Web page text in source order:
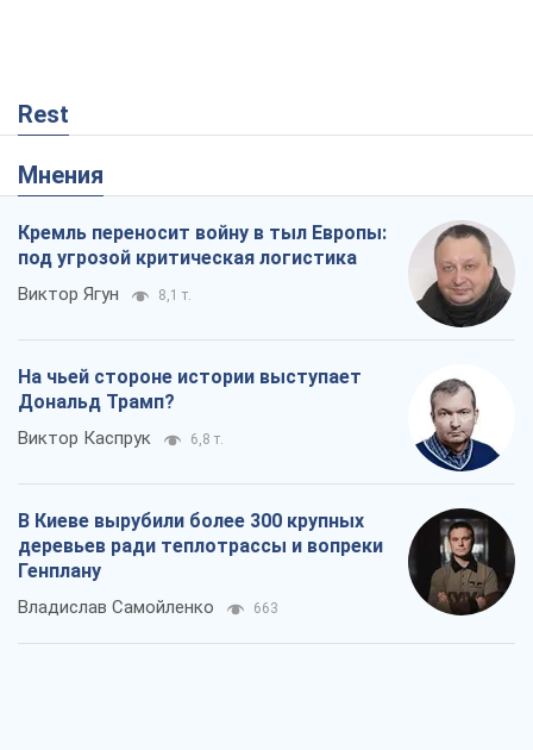
Rest
Мнения
Кремль переносит войну в тыл Европы:
под угрозой критическая логистика
Виктор Ягун 8,1 т.
На чьей стороне истории выступает
Дональд Трамп?
Виктор Каспрук 6,8 т.
В Киеве вырубили более 300 крупных
деревьев ради теплотрассы и вопреки
Генплану
Владислав Самойленко 663